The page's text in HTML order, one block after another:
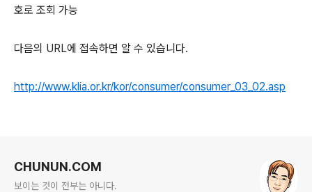
다음의 URL에 접속하면 알 수 있습니다.
http://www.klia.or.kr/kor/consumer/consumer_03_02.asp
CHUNUN.COM
보이는 것이 전부는 아니다.